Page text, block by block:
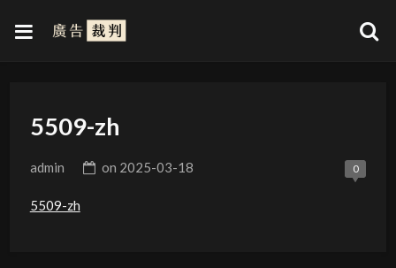
5509-zh
admin on 2025-03-18 0
5509-zh